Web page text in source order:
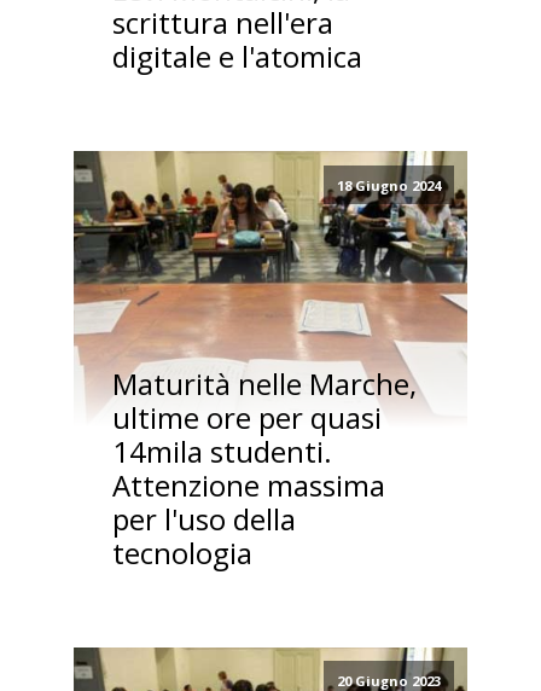
scrittura nell'era
digitale e l'atomica
18 Giugno 2024
Maturità nelle Marche,
ultime ore per quasi
14mila studenti.
Attenzione massima
per l'uso della
tecnologia
20 Giugno 2023